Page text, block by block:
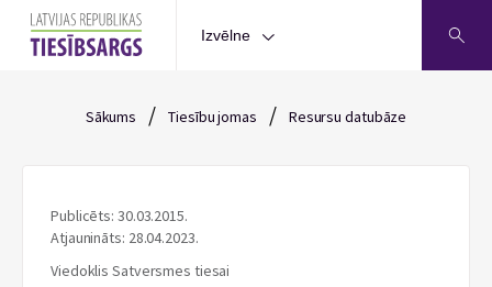
Izvēlne
Sākums / Tiesību jomas / Resursu datubāze
Publicēts: 30.03.2015.
Atjaunināts: 28.04.2023.
Viedoklis Satversmes tiesai